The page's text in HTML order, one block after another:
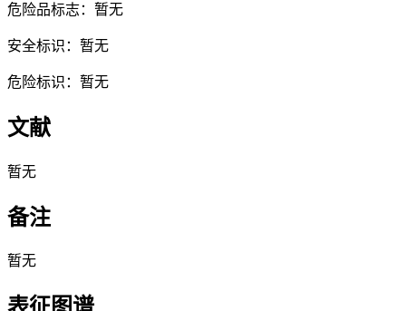
危险品标志：暂无
安全标识：暂无
危险标识：暂无
文献
暂无
备注
暂无